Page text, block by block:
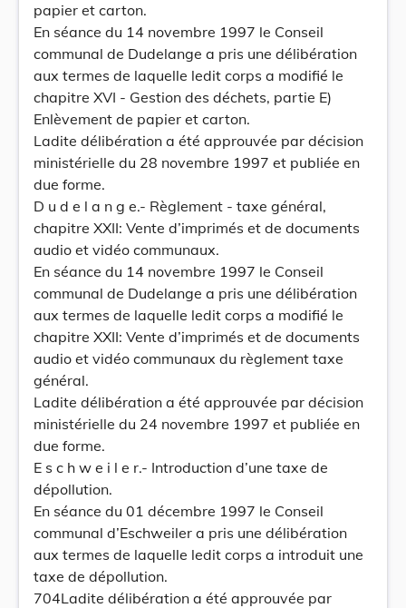
papier et carton.
En séance du 14 novembre 1997 le Conseil
communal de Dudelange a pris une délibération
aux termes de laquelle ledit corps a modifié le
chapitre XVI - Gestion des déchets, partie E)
Enlèvement de papier et carton.
Ladite délibération a été approuvée par décision
ministérielle du 28 novembre 1997 et publiée en
due forme.
D u d e l a n g e.- Règlement - taxe général,
chapitre XXII: Vente d’imprimés et de documents
audio et vidéo communaux.
En séance du 14 novembre 1997 le Conseil
communal de Dudelange a pris une délibération
aux termes de laquelle ledit corps a modifié le
chapitre XXII: Vente d’imprimés et de documents
audio et vidéo communaux du règlement taxe
général.
Ladite délibération a été approuvée par décision
ministérielle du 24 novembre 1997 et publiée en
due forme.
E s c h w e i l e r.- Introduction d’une taxe de
dépollution.
En séance du 01 décembre 1997 le Conseil
communal d’Eschweiler a pris une délibération
aux termes de laquelle ledit corps a introduit une
taxe de dépollution.
704Ladite délibération a été approuvée par